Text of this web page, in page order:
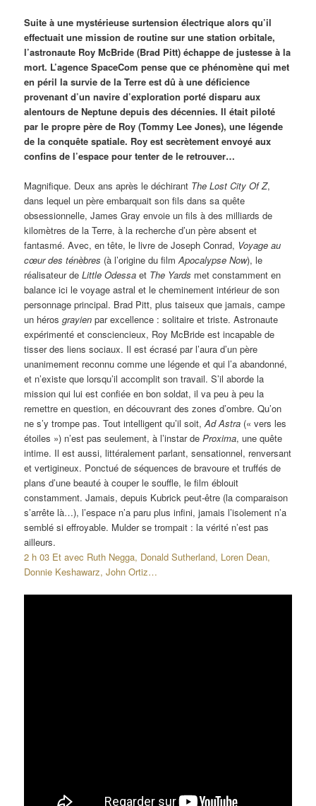
Suite à une mystérieuse surtension électrique alors qu’il
effectuait une mission de routine sur une station orbitale,
l’astronaute Roy McBride (Brad Pitt) échappe de justesse à la
mort. L’agence SpaceCom pense que ce phénomène qui met
en péril la survie de la Terre est dû à une déficience
provenant d’un navire d’exploration porté disparu aux
alentours de Neptune depuis des décennies. Il était piloté
par le propre père de Roy (Tommy Lee Jones), une légende
de la conquête spatiale. Roy est secrètement envoyé aux
confins de l’espace pour tenter de le retrouver…
Magnifique. Deux ans après le déchirant The Lost City Of Z,
dans lequel un père embarquait son fils dans sa quête
obsessionnelle, James Gray envoie un fils à des milliards de
kilomètres de la Terre, à la recherche d’un père absent et
fantasmé. Avec, en tête, le livre de Joseph Conrad, Voyage au
cœur des ténèbres (à l’origine du filmApocalypse Now), le
réalisateur deLittle Odessa et The Yards met constamment en
balance ici le voyage astral et le cheminement intérieur de son
personnage principal. Brad Pitt, plus taiseux que jamais, campe
un hérosgrayien par excellence : solitaire et triste. Astronaute
expérimenté et consciencieux, Roy McBride est incapable de
tisser des liens sociaux. Il est écrasé par l’aura d’un père
unanimement reconnu comme une légende et qui l’a abandonné,
et n’existe que lorsqu’il accomplit son travail. S’il aborde la
mission qui lui est confiée en bon soldat, il va peu à peu la
remettre en question, en découvrant des zones d’ombre. Qu’on
ne s’y trompe pas. Tout intelligent qu’il soit,Ad Astra (« vers les
étoiles ») n’est pas seulement, à l’instar deProxima, une quête
intime. Il est aussi, littéralement parlant, sensationnel, renversant
et vertigineux. Ponctué de séquences de bravoure et truffés de
plans d’une beauté à couper le souffle, le film éblouit
constamment. Jamais, depuis Kubrick peut-être (la comparaison
s’arrête là…), l’espace n’a paru plus infini, jamais l’isolement n’a
semblé si effroyable. Mulder se trompait : la vérité n’est pas
ailleurs.
2 h 03 Et avec Ruth Negga, Donald Sutherland, Loren Dean,
Donnie Keshawarz, John Ortiz…